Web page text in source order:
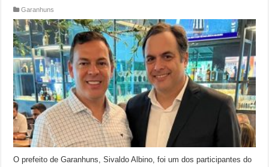
Garanhuns
O prefeito de Garanhuns, Sivaldo Albino, foi um dos participantes do